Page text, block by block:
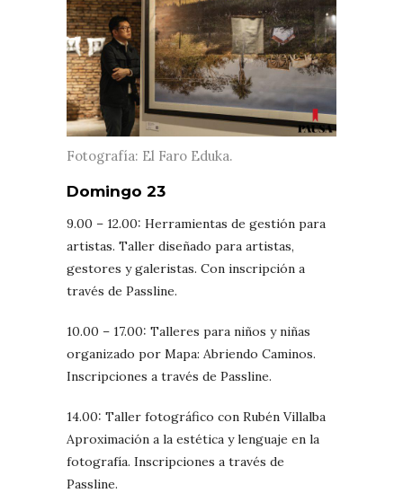
Fotografía: El Faro Eduka.
Domingo 23
9.00 – 12.00: Herramientas de gestión para
artistas. Taller diseñado para artistas,
gestores y galeristas. Con inscripción a
través de Passline.
10.00 – 17.00: Talleres para niños y niñas
organizado por Mapa: Abriendo Caminos.
Inscripciones a través de Passline.
14.00: Taller fotográfico con Rubén Villalba
Aproximación a la estética y lenguaje en la
fotografía. Inscripciones a través de
Passline.